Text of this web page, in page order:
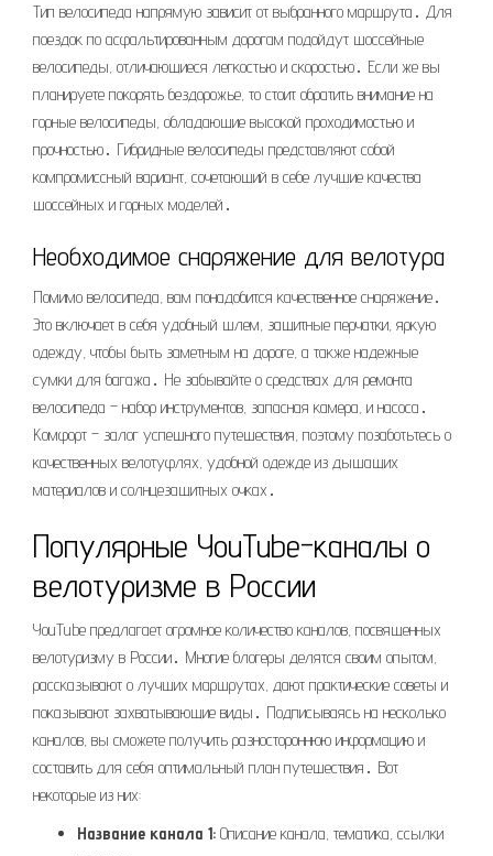
Тип велосипеда напрямую зависит от выбранного маршрута․ Для
поездок по асфальтированным дорогам подойдут шоссейные
велосипеды, отличающиеся легкостью и скоростью․ Если же вы
планируете покорять бездорожье, то стоит обратить внимание на
горные велосипеды, обладающие высокой проходимостью и
прочностью․ Гибридные велосипеды представляют собой
компромиссный вариант, сочетающий в себе лучшие качества
шоссейных и горных моделей․
Необходимое снаряжение для велотура
Помимо велосипеда, вам понадобится качественное снаряжение․
Это включает в себя удобный шлем, защитные перчатки, яркую
одежду, чтобы быть заметным на дороге, а также надежные
сумки для багажа․ Не забывайте о средствах для ремонта
велосипеда – набор инструментов, запасная камера, и насоса․
Комфорт – залог успешного путешествия, поэтому позаботьтесь о
качественных велотуфлях, удобной одежде из дышащих
материалов и солнцезащитных очках․
Популярные YouTube-каналы о
велотуризме в России
YouTube предлагает огромное количество каналов, посвященных
велотуризму в России․ Многие блогеры делятся своим опытом,
рассказывают о лучших маршрутах, дают практические советы и
показывают захватывающие виды․ Подписываясь на несколько
каналов, вы сможете получить разностороннюю информацию и
составить для себя оптимальный план путешествия․ Вот
некоторые из них:
Название канала 1: Описание канала, тематика, ссылки